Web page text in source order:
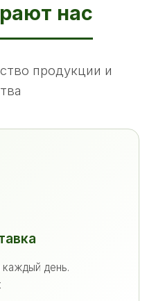
нас
продукции и
каждый день.